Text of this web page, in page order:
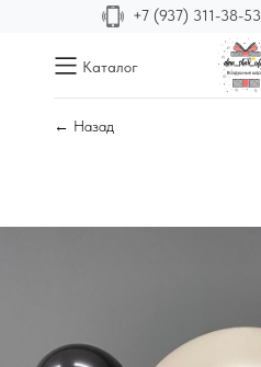
+7 (937) 311-38-53
Каталог
← Назад